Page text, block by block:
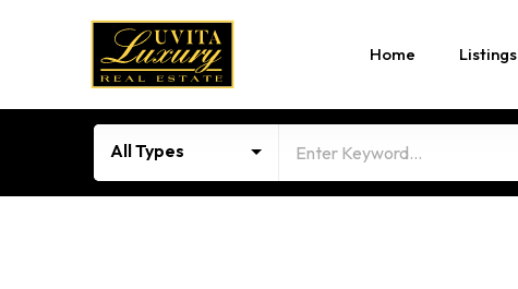
Home Listings
All Types